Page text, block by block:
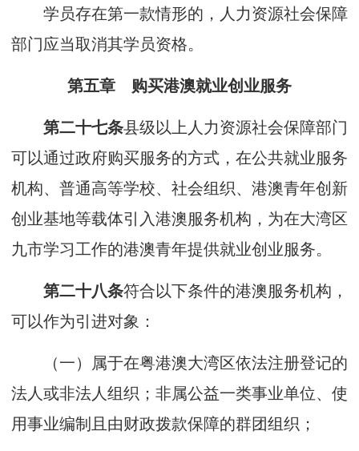
学员存在第一款情形的，人力资源社会保障
部门应当取消其学员资格。
第五章 购买港澳就业创业服务
第二十七条县级以上人力资源社会保障部门
可以通过政府购买服务的方式，在公共就业服务
机构、普通高等学校、社会组织、港澳青年创新
创业基地等载体引入港澳服务机构，为在大湾区
九市学习工作的港澳青年提供就业创业服务。
第二十八条符合以下条件的港澳服务机构，
可以作为引进对象：
（一）属于在粤港澳大湾区依法注册登记的
法人或非法人组织；非属公益一类事业单位、使
用事业编制且由财政拨款保障的群团组织；